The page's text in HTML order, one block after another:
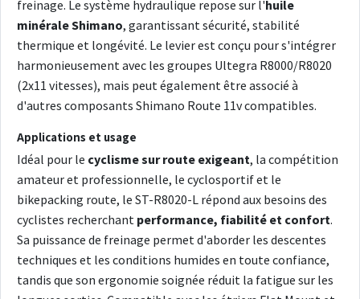
freinage. Le système hydraulique repose sur l'huile
minérale Shimano, garantissant sécurité, stabilité
thermique et longévité. Le levier est conçu pour s'intégrer
harmonieusement avec les groupes Ultegra R8000/R8020
(2x11 vitesses), mais peut également être associé à
d'autres composants Shimano Route 11v compatibles.
Applications et usage
Idéal pour le cyclisme sur route exigeant, la compétition
amateur et professionnelle, le cyclosportif et le
bikepacking route, le ST-R8020-L répond aux besoins des
cyclistes recherchant performance, fiabilité et confort.
Sa puissance de freinage permet d'aborder les descentes
techniques et les conditions humides en toute confiance,
tandis que son ergonomie soignée réduit la fatigue sur les